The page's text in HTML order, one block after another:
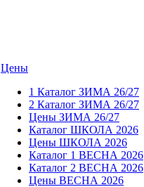
Цены
1 Каталог ЗИМА 26/27
2 Каталог ЗИМА 26/27
Цены ЗИМА 26/27
Каталог ШКОЛА 2026
Цены ШКОЛА 2026
Каталог 1 ВЕСНА 2026
Каталог 2 ВЕСНА 2026
Цены ВЕСНА 2026